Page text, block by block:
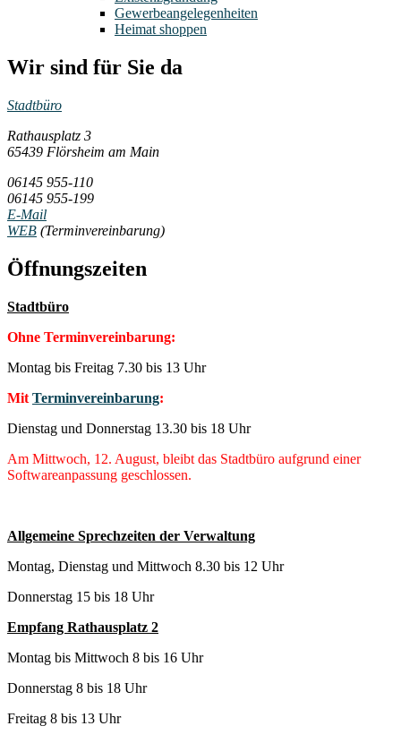
Gewerbeangelegenheiten
Heimat shoppen
Wir sind für Sie da
Stadtbüro
Rathausplatz 3
65439 Flörsheim am Main
06145 955-110
06145 955-199
E-Mail
WEB (Terminvereinbarung)
Öffnungszeiten
Stadtbüro
Ohne Terminvereinbarung:
Montag bis Freitag 7.30 bis 13 Uhr
Mit Terminvereinbarung:
Dienstag und Donnerstag 13.30 bis 18 Uhr
Am Mittwoch, 12. August, bleibt das Stadtbüro aufgrund einer
Softwareanpassung geschlossen.
Allgemeine Sprechzeiten der Verwaltung
Montag, Dienstag und Mittwoch 8.30 bis 12 Uhr
Donnerstag 15 bis 18 Uhr
Empfang Rathausplatz 2
Montag bis Mittwoch 8 bis 16 Uhr
Donnerstag 8 bis 18 Uhr
Freitag 8 bis 13 Uhr